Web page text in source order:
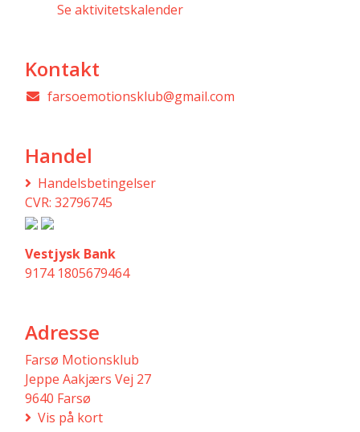
Se aktivitetskalender
Kontakt
farsoemotionsklub@gmail.com
Handel
Handelsbetingelser
CVR: 32796745
Vestjysk Bank
9174 1805679464
Adresse
Farsø Motionsklub
Jeppe Aakjærs Vej 27
9640 Farsø
Vis på kort